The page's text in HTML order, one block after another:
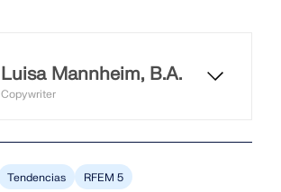
Luisa Mannheim, B.A.
Copywriter
encarga del blog de Dlubal. En este
contexto, crea contenidos
editoriales, textos y titulares, y
Tendencias RFEM 5